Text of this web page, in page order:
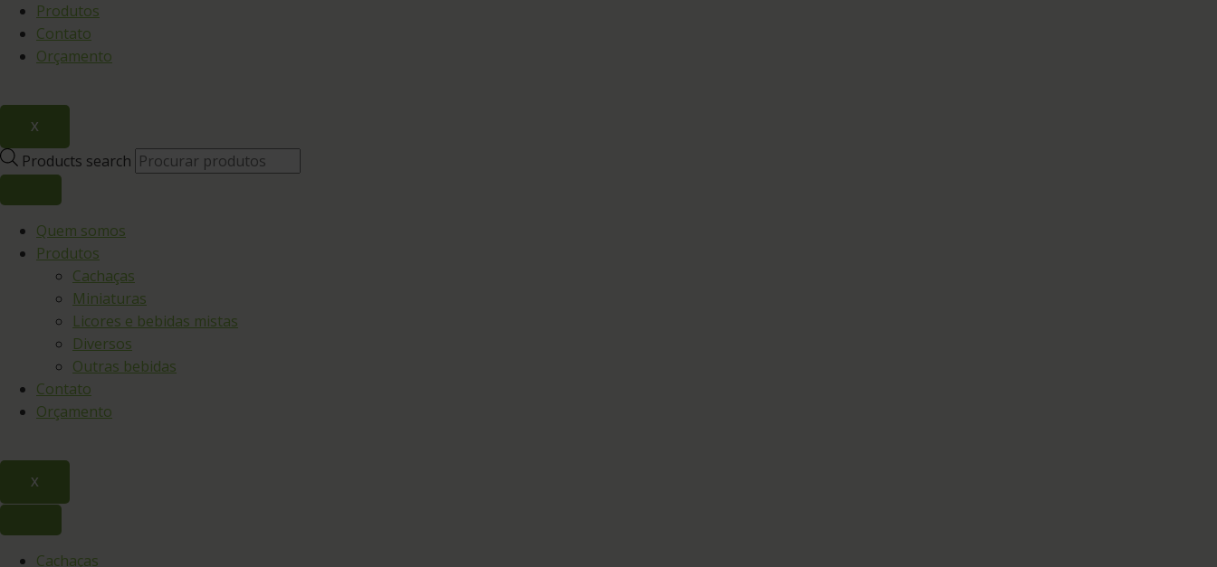
Produtos
Contato
Orçamento
X
Products search
Quem somos
Produtos
Cachaças
Miniaturas
Licores e bebidas mistas
Diversos
Outras bebidas
Contato
Orçamento
X
Cachaças